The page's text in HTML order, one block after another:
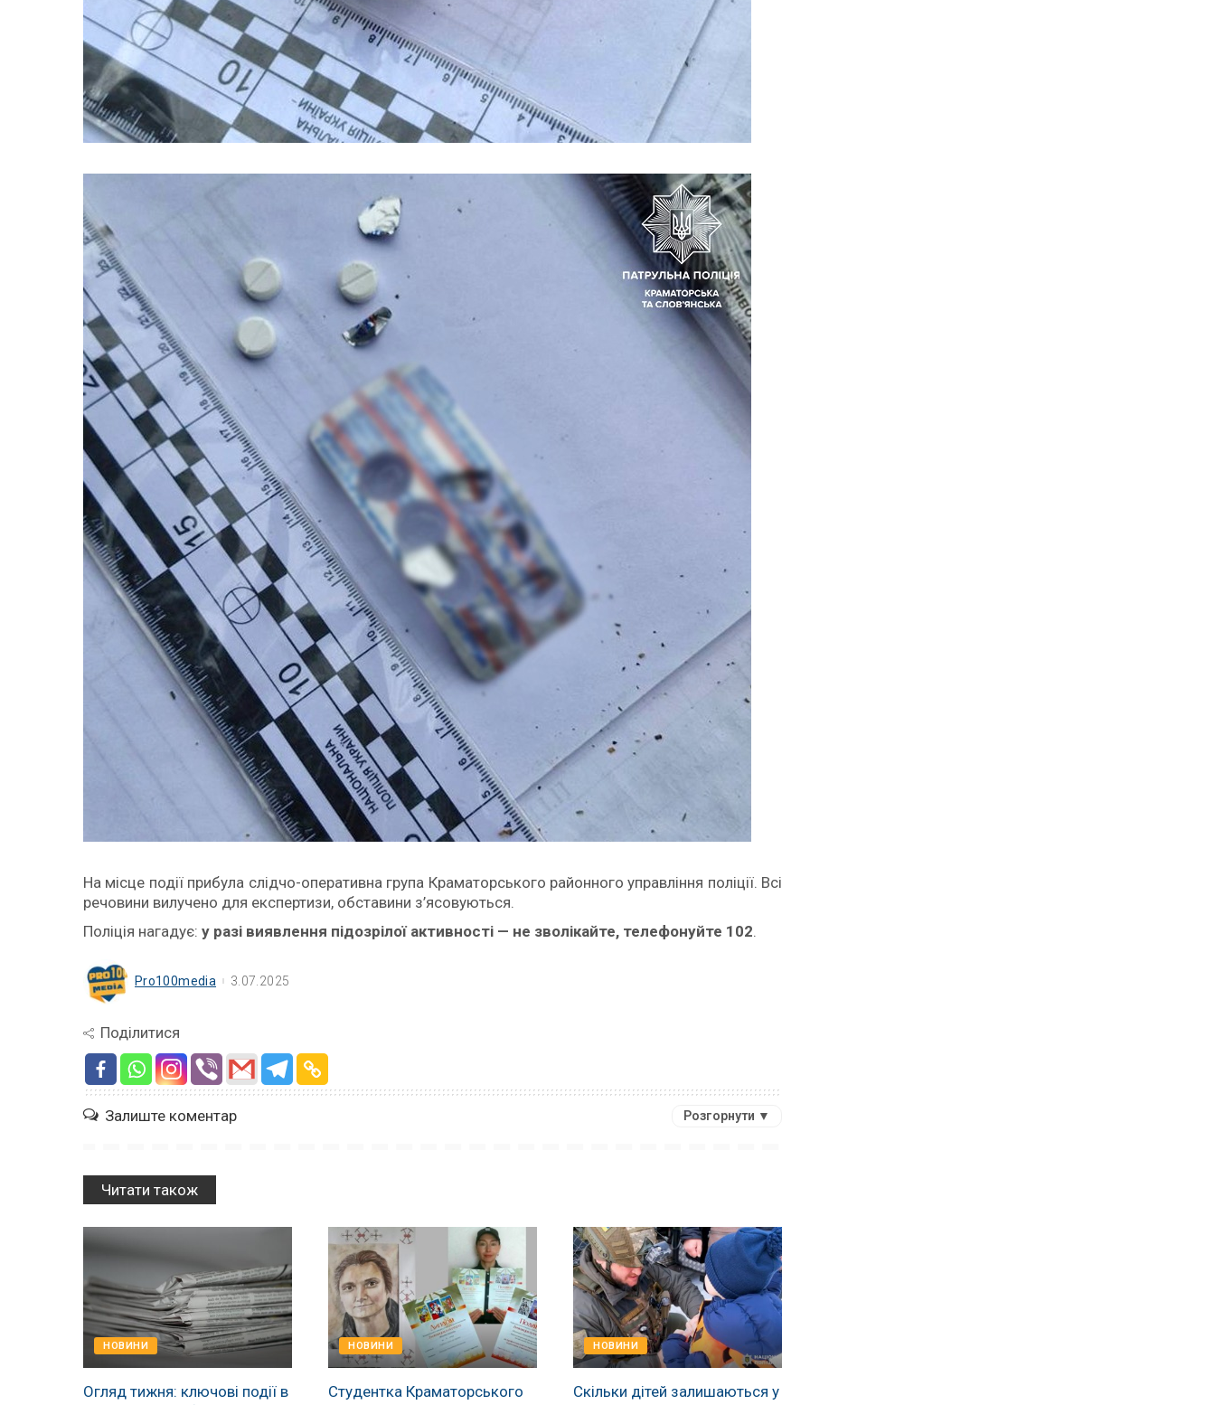
На місце події прибула слідчо-оперативна група Краматорського районного управління поліції. Всі
речовини вилучено для експертизи, обставини з’ясовуються.
Поліція нагадує: у разі виявлення підозрілої активності — не зволікайте, телефонуйте 102.
Pro100media 3.07.2025
Поділитися
Залиште коментар Розгорнути ▼
Читати також
НОВИНИ
Огляд тижня: ключові події в
НОВИНИ
Студентка Краматорського
НОВИНИ
Скільки дітей залишаються у